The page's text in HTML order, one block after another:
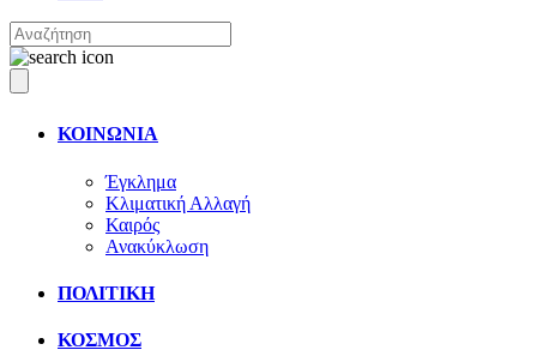
ΚΟΙΝΩΝΙΑ
Έγκλημα
Κλιματική Αλλαγή
Καιρός
Ανακύκλωση
ΠΟΛΙΤΙΚΗ
ΚΟΣΜΟΣ